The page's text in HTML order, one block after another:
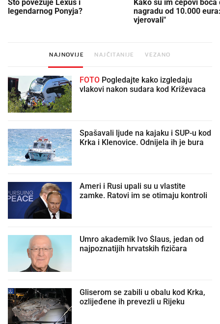
Što povezuje Lexus i
legendarnog Ponyja?
Kako su im čepovi boca
nagradu od 10.000
vjerovali"
NAJNOVIJE NAJČITANIJE VEZANO
FOTO
vlakovi nakon sudara kod Križevaca
Spašavali ljude na kajaku i SUP-u kod
Krka i Klenovice. Odnijela ih je bura
Ameri i Rusi upali su u vlastite
zamke. Ratovi im se otimaju kontroli
Umro akademik Ivo Šlaus, jedan od
najpoznatijih hrvatskih fizičara
Gliserom se zabili u obalu kod Krka,
ozlijeđene ih prevezli u Rijeku